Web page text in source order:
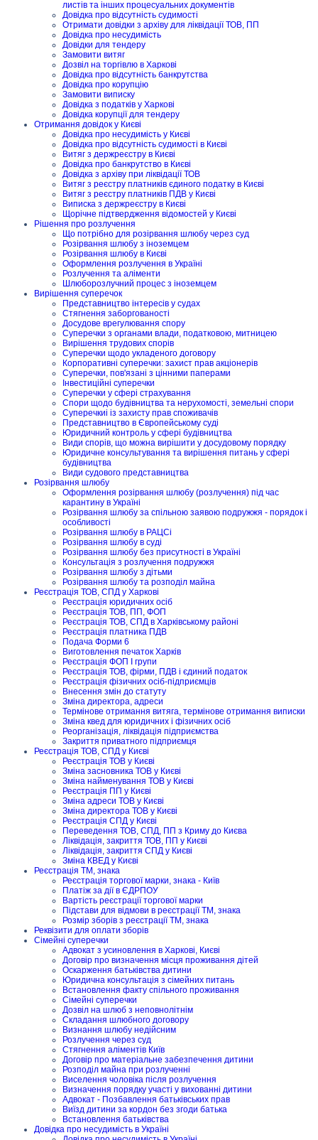
листів та інших процесуальних документів
Довідка про відсутність судимості
Отримати довідки з архіву для ліквідації ТОВ, ПП
Довідка про несудимість
Довідки для тендеру
Замовити витяг
Дозвіл на торгівлю в Харкові
Довідка про відсутність банкрутства
Довідка про корупцію
Замовити виписку
Довідка з податків у Харкові
Довідка корупції для тендеру
Отримання довідок у Києві
Довідка про несудимість у Києві
Довідка про відсутність судимості в Києві
Витяг з держреєстру в Києві
Довідка про банкрутство в Києві
Довідка з архіву при ліквідації ТОВ
Витяг з реєстру платників єдиного податку в Києві
Витяг з реєстру платників ПДВ у Києві
Виписка з держреєстру в Києві
Щорічне підтвердження відомостей у Києві
Рішення про розлучення
Що потрібно для розірвання шлюбу через суд
Розірвання шлюбу з іноземцем
Розірвання шлюбу в Києві
Оформлення розлучення в Україні
Розлучення та аліменти
Шлюборозлучний процес з іноземцем
Вирішення суперечок
Представництво інтересів у судах
Стягнення заборгованості
Досудове врегулювання спору
Суперечки з органами влади, податковою, митницею
Вирішення трудових спорів
Суперечки щодо укладеного договору
Корпоративні суперечки: захист прав акціонерів
Суперечки, пов'язані з цінними паперами
Інвестиційні суперечки
Суперечки у сфері страхування
Спори щодо будівництва та нерухомості, земельні спори
Суперечкиі із захисту прав споживачів
Представництво в Європейському суді
Юридичний контроль у сфері будівництва
Види спорів, що можна вирішити у досудовому порядку
Юридичне консультування та вирішення питань у сфері
будівництва
Види судового представництва
Розірвання шлюбу
Оформлення розірвання шлюбу (розлучення) під час
карантину в Україні
Розірвання шлюбу за спільною заявою подружжя - порядок і
особливості
Розірвання шлюбу в РАЦСі
Розірвання шлюбу в суді
Розірвання шлюбу без присутності в Україні
Консультація з розлучення подружжя
Розірвання шлюбу з дітьми
Розірвання шлюбу та розподіл майна
Реєстрація ТОВ, СПД у Харкові
Реєстрація юридичних осіб
Реєстрація ТОВ, ПП, ФОП
Реєстрація ТОВ, СПД в Харківському районі
Реєстрація платника ПДВ
Подача Форми 6
Виготовлення печаток Харків
Реєстрація ФОП I групи
Реєстрація ТОВ, фірми, ПДВ і єдиний податок
Реєстрація фізичних осіб-підприємців
Внесення змін до статуту
Зміна директора, адреси
Термінове отримання витяга, термінове отримання виписки
Зміна квед для юридичних і фізичних осіб
Реорганізація, ліквідація підприємства
Закриття приватного підприємця
Реєстрація ТОВ, СПД у Києві
Реєстрація ТОВ у Києві
Зміна засновника ТОВ у Києві
Зміна найменування ТОВ у Києві
Реєстрація ПП у Києві
Зміна адреси ТОВ у Києві
Зміна директора ТОВ у Києві
Реєстрація СПД у Києві
Переведення ТОВ, СПД, ПП з Криму до Києва
Ліквідація, закриття ТОВ, ПП у Києві
Ліквідація, закриття СПД у Києві
Зміна КВЕД у Києві
Реєстрація ТМ, знака
Реєстрація торгової марки, знака - Київ
Платіж за дії в ЄДРПОУ
Вартість реєстрації торгової марки
Підстави для відмови в реєстрації ТМ, знака
Розмір зборів з реєстрації ТМ, знака
Реквізити для оплати зборів
Сімейні суперечки
Адвокат з усиновлення в Харкові, Києві
Договір про визначення місця проживання дітей
Оскарження батьківства дитини
Юридична консультація з сімейних питань
Встановлення факту спільного проживання
Сімейні суперечки
Дозвіл на шлюб з неповнолітнім
Складання шлюбного договору
Визнання шлюбу недійсним
Розлучення через суд
Стягнення аліментів Київ
Договір про матеріальне забезпечення дитини
Розподіл майна при розлученні
Виселення чоловіка після розлучення
Визначення порядку участі у вихованні дитини
Адвокат - Позбавлення батьківських прав
Виїзд дитини за кордон без згоди батька
Встановлення батьківства
Довідка про несудимість в Україні